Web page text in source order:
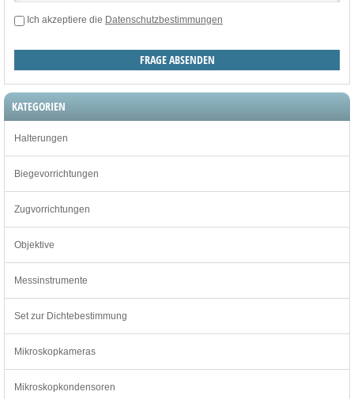
Ich akzeptiere die Datenschutzbestimmungen
KATEGORIEN
Halterungen
Biegevorrichtungen
Zugvorrichtungen
Objektive
Messinstrumente
Set zur Dichtebestimmung
Mikroskopkameras
Mikroskopkondensoren